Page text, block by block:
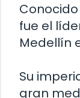
Conocido
fue el
Medellín
Su
gran